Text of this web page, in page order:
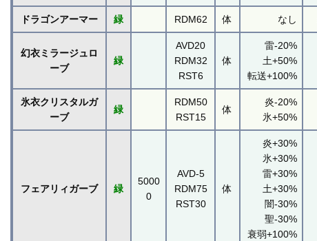
ドラゴンアーマー 緑 RDM62 体 なし
幻衣ミラージュロ
ーブ
緑
AVD20
RDM32
RST6
体
雷-20%
土+50%
転送+100%
氷衣クリスタルガ
ーブ
緑
RDM50
RST15
体
炎-20%
氷+50%
フェアリィガーブ 緑
5000
0
AVD-5
RDM75
RST30
体
炎+30%
氷+30%
雷+30%
土+30%
闇-30%
聖-30%
衰弱+100%